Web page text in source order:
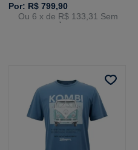
Por: R$ 799,90
Ou 6 x de R$ 133,31 Sem
Juros